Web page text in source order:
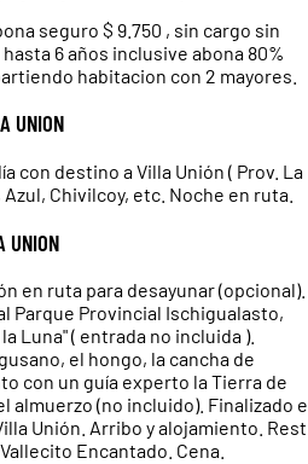
seguro $ 9.750 , sin cargo sin
6 años inclusive abona 80%
habitacion con 2 mayores.
UNION
con destino a Villa Unión ( Prov. La
Chivilcoy, etc. Noche en ruta.
UNION
en ruta para desayunar (opcional).
Parque Provincial Ischigualasto,
Luna" ( entrada no incluida ).
el hongo, la cancha de
con un guía experto la Tierra de
almuerzo (no incluido). Finalizado
Unión. Arribo y alojamiento.
Encantado. Cena.